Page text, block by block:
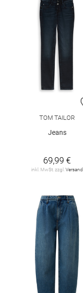
TOM TAILOR
Jeans
69,99 €
inkl. MwSt. zzgl.Versand